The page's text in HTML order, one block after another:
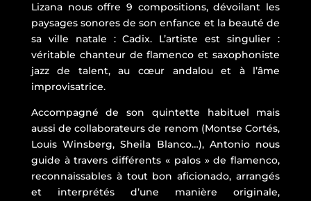
Lizana nous offre 9 compositions, dévoilant les
paysages sonores de son enfance et la beauté de
sa ville natale : Cadix. L’artiste est singulier :
véritable chanteur de flamenco et saxophoniste
jazz de talent, au cœur andalou et à l’âme
improvisatrice.
Accompagné de son quintette habituel mais
aussi de collaborateurs de renom (Montse Cortés,
Louis Winsberg, Sheila Blanco…), Antonio nous
guide à travers différents « palos » de flamenco,
reconnaissables à tout bon aficionado, arrangés
et interprétés d’une manière originale,